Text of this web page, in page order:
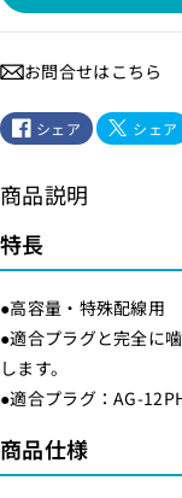
ム
デ
ィ
2
P
1
5
A
_
A
G
-
2
ム
デ
ィ
2
A
_
A
-
お問合せはこちら
シェア シェア
商品説明
特長
●高容量・特殊配線用
●適合プラグと完全に
します。
●適合プラグ：AG-
商品仕様